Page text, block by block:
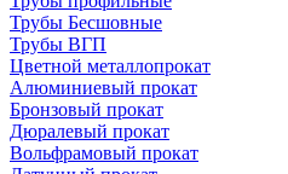
Трубы Бесшовные
Трубы ВГП
Цветной металлопрокат
Алюминиевый прокат
Бронзовый прокат
Дюралевый прокат
Вольфрамовый прокат